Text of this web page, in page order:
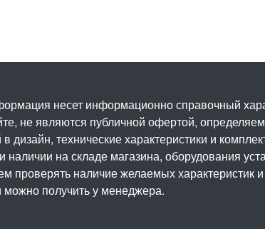
несет информационно справочный
не являются публичной офертой,
дизайн, технические характеристики и
наличии на складе магазина, оборудования
проверять наличие желаемых
можно получить у менеджера.